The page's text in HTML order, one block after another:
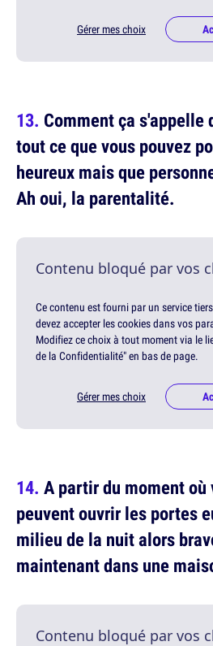
Gérer mes choix
Comment ça s'appelle
tout ce que vous pouvez
heureux mais que
Ah oui, la parentalité.
Contenu bloqué par vos
Ce contenu est fourni par un service
devez accepter les cookies dans vos
Modifiez ce choix à tout moment via le
de la Confidentialité" en bas de page.
Gérer mes choix
A partir du moment où
peuvent ouvrir les portes
milieu de la nuit alors
maintenant dans une
Contenu bloqué par vos